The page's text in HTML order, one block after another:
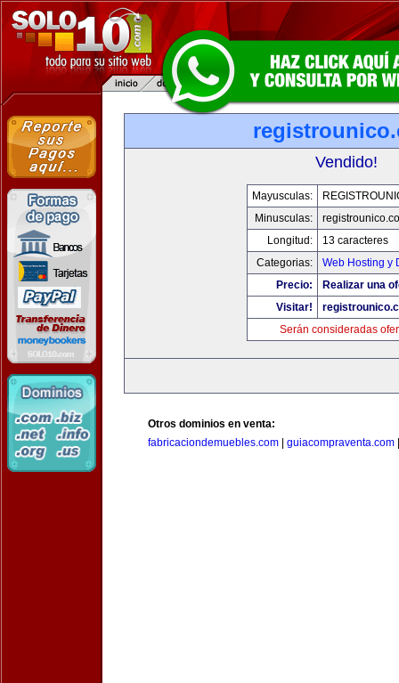
Vendido!
Mayusculas:
Minusculas:
Longitud:
13 caracteres
Categorias:
Web Hosting y
Precio:
Realizar una
Visitar!
Serán consideradas
Otros dominios en venta:
fabricaciondemuebles.com
guiacompraventa.com